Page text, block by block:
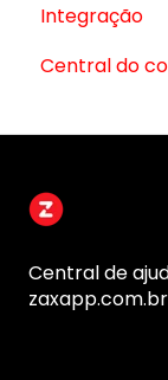
Módulo 2:
Módulo 3:
Módulo 4:
Integração
Central do
Central de
zaxapp.com.br